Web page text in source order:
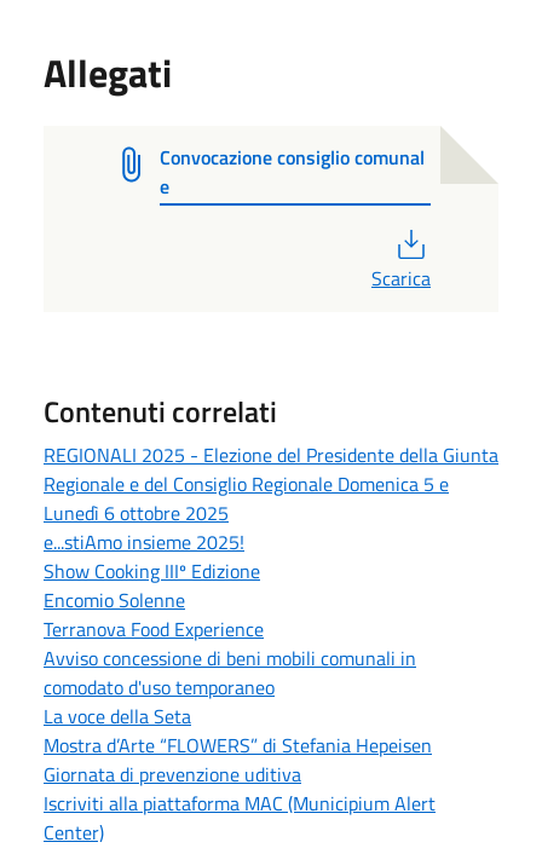
Allegati
Convocazione consiglio comunal
e
Scarica
Contenuti correlati
REGIONALI 2025 - Elezione del Presidente della Giunta
Regionale e del Consiglio Regionale Domenica 5 e
Lunedì 6 ottobre 2025
e...stiAmo insieme 2025!
Show Cooking IIIº Edizione
Encomio Solenne
Terranova Food Experience
Avviso concessione di beni mobili comunali in
comodato d'uso temporaneo
La voce della Seta
Mostra d’Arte “FLOWERS” di Stefania Hepeisen
Giornata di prevenzione uditiva
Iscriviti alla piattaforma MAC (Municipium Alert
Center)